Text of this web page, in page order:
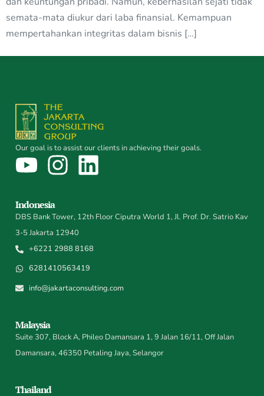
semata-mata diukur dari laba finansial. Kemampuan
mempertahankan integritas dalam bisnis […]
Our goal is to assist our clients in achieving their goals.
Indonesia
DBS Bank Tower, 12th Floor Ciputra World 1, Jl. Prof. Dr. Satrio Kav
3-5 Jakarta 12940
+6221 2988 8168
6281410563419
info@jakartaconsulting.com
Malaysia
Suite 307, Block A, Phileo Damansara 1, 9 Jalan 16/11, Off Jalan
Damansara, 46350 Petaling Jaya, Selangor
Thailand